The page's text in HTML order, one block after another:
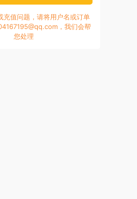
充值问题，请将用户名或订单
，我们会帮
您处理